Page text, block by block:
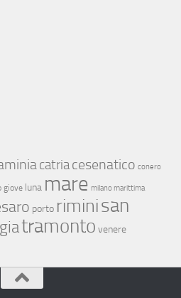
catriacesenatico conero
giove luna mare milano marittima
porto riminisan
tramonto venere